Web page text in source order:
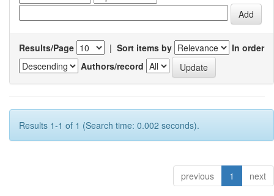
Results/Page | Sort items by
In order
Authors/record
Results 1-1 of 1 (Search time: 0.002 seconds).
previous 1 next